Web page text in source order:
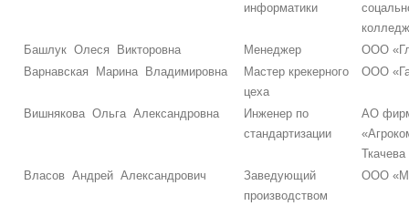
информатики
Башлук Олеся Викторовна
Менеджер
ООО
Варнавская Марина Владимировна
Мастер крекерного
цеха
ООО
Вишнякова Ольга Александровна
Инженер по
стандартизации
АО
Ткачева
Власов Андрей Александрович
Заведующий
производством
ООО